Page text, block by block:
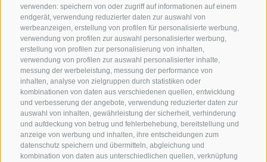
verwenden: speichern von oder zugriff auf informationen auf einem
endgerät, verwendung reduzierter daten zur auswahl von
werbeanzeigen, erstellung von profilen für personalisierte werbung,
verwendung von profilen zur auswahl personalisierter werbung,
erstellung von profilen zur personalisierung von inhalten,
verwendung von profilen zur auswahl personalisierter inhalte,
messung der werbeleistung, messung der performance von
inhalten, analyse von zielgruppen durch statistiken oder
kombinationen von daten aus verschiedenen quellen, entwicklung
und verbesserung der angebote, verwendung reduzierter daten zur
auswahl von inhalten, gewährleistung der sicherheit, verhinderung
und aufdeckung von betrug und fehlerbehebung, bereitstellung und
anzeige von werbung und inhalten, ihre entscheidungen zum
datenschutz speichern und übermitteln, abgleichung und
kombination von daten aus unterschiedlichen quellen, verknüpfung
Anmeldung
Ja, NUR BIS 17:00 UHR DES VORTAGES MÖGLICH!!
Veranstaltungsort
Gogererhof, St. Anton 42 a
39040 Jaufental / Ratschings
T +39 0472 760608
info@ratschings.info
www.ratschings.info